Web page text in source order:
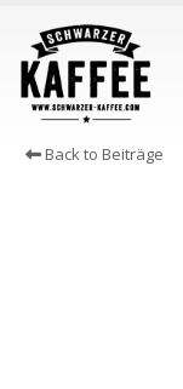
Back to Beiträge